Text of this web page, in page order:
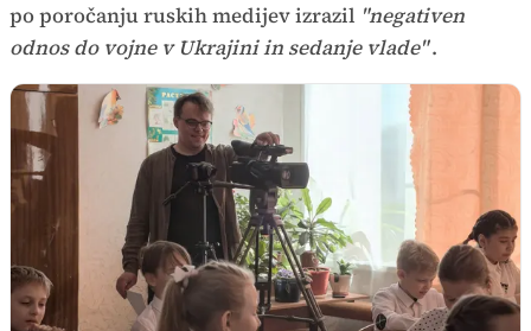
po poročanju ruskih medijev izrazil "negativen
odnos do vojne v Ukrajini in sedanje vlade".